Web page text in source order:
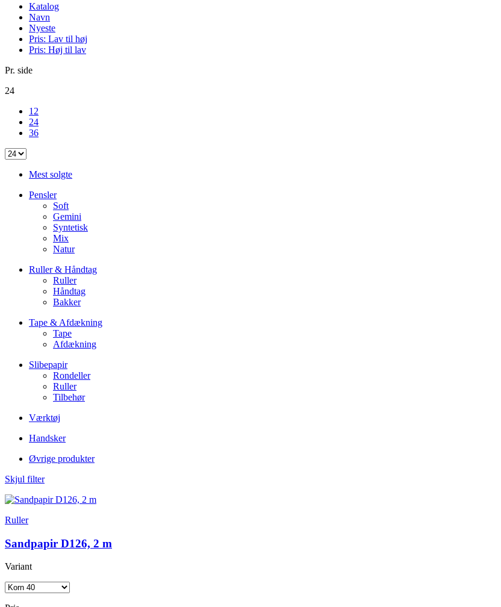
Katalog
Navn
Nyeste
Pris: Lav til høj
Pris: Høj til lav
Pr. side
24
12
24
36
Mest solgte
Pensler
Soft
Gemini
Syntetisk
Mix
Natur
Ruller & Håndtag
Ruller
Håndtag
Bakker
Tape & Afdækning
Tape
Afdækning
Slibepapir
Rondeller
Ruller
Tilbehør
Værktøj
Handsker
Øvrige produkter
Skjul filter
Ruller
Sandpapir D126, 2 m
Variant